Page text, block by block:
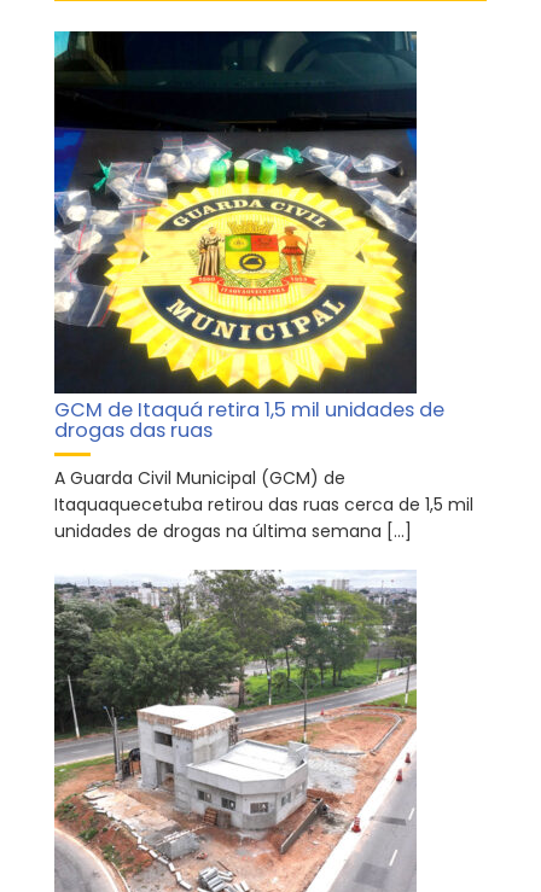
GCM de Itaquá retira 1,5 mil unidades de
drogas das ruas
A Guarda Civil Municipal (GCM) de
Itaquaquecetuba retirou das ruas cerca de 1,5 mil
unidades de drogas na última semana […]